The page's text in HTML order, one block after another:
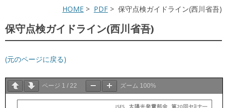
HOME > PDF > 保守点検ガイドライン(西川省吾)
保守点検ガイドライン(西川省吾)
(元のページに戻る)
ページ 1 / 22 ズーム 100%